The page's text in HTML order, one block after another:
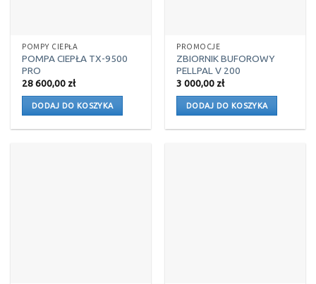
POMPY CIEPŁA
POMPA CIEPŁA TX-9500
PRO
28 600,00 zł
DODAJ DO KOSZYKA
PROMOCJE
ZBIORNIK BUFOROWY
PELLPAL V 200
3 000,00 zł
DODAJ DO KOSZYKA